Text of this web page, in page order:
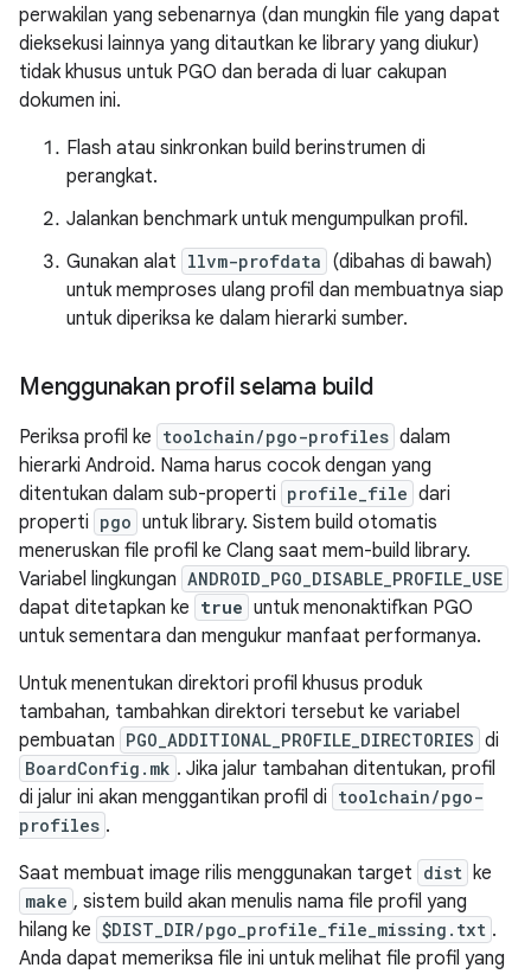
perwakilan yang sebenarnya (dan mungkin file yang dapat
dieksekusi lainnya yang ditautkan ke library yang diukur)
tidak khusus untuk PGO dan berada di luar cakupan
dokumen ini.
Flash atau sinkronkan build berinstrumen di
perangkat.
Jalankan benchmark untuk mengumpulkan profil.
Gunakan alat llvm-profdata (dibahas di bawah)
untuk memproses ulang profil dan membuatnya siap
untuk diperiksa ke dalam hierarki sumber.
Menggunakan profil selama build
Periksa profil ke toolchain/pgo-profiles dalam
hierarki Android. Nama harus cocok dengan yang
ditentukan dalam sub-properti profile_file dari
properti pgo untuk library. Sistem build otomatis
meneruskan file profil ke Clang saat mem-build library.
Variabel lingkungan ANDROID_PGO_DISABLE_PROFILE_USE
dapat ditetapkan ke true untuk menonaktifkan PGO
untuk sementara dan mengukur manfaat performanya.
Untuk menentukan direktori profil khusus produk
tambahan, tambahkan direktori tersebut ke variabel
pembuatan PGO_ADDITIONAL_PROFILE_DIRECTORIES di
BoardConfig.mk . Jika jalur tambahan ditentukan, profil
di jalur ini akan menggantikan profil di toolchain/pgo-
profiles .
Saat membuat image rilis menggunakan target dist ke
make , sistem build akan menulis nama file profil yang
hilang ke $DIST_DIR/pgo_profile_file_missing.txt .
Anda dapat memeriksa file ini untuk melihat file profil yang